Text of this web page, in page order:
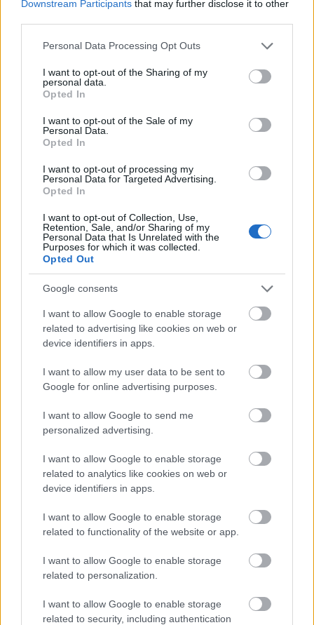
Downstream Participants that may further disclose it to other
Please note that this website/app uses one or more Google
not limited to your visit or usage behaviour. You may click to
grant or deny consent to Google and its third-party tags to
use your data for below specified purposes in below Google
consent section.
Personal Data Processing Opt Outs
I want to opt-out of the Sharing of my
personal data.
Opted In
I want to opt-out of the Sale of my
Personal Data.
Opted In
I want to opt-out of processing my
Personal Data for Targeted Advertising.
Opted In
I want to opt-out of Collection, Use,
Retention, Sale, and/or Sharing of my
Personal Data that Is Unrelated with the
Purposes for which it was collected.
Opted Out
Google consents
I want to allow Google to enable storage
related to advertising like cookies on web or
device identifiers in apps.
I want to allow my user data to be sent to
Google for online advertising purposes.
I want to allow Google to send me
personalized advertising.
I want to allow Google to enable storage
related to analytics like cookies on web or
device identifiers in apps.
I want to allow Google to enable storage
related to functionality of the website or app.
I want to allow Google to enable storage
related to personalization.
I want to allow Google to enable storage
related to security, including authentication
Machine Head-es belépője
tovább fűti az egyébként is magas hőfokon izzó
halálfémkohászat képzeletbeli falait. A két
főkolompos mellé érkezett ritmusszekció alapozása
kellőképpen megágyaz a kompromisszummentes
gitár-, és énektémáknak. Érkezik aGenocide By
, amely a Covid körüli történésekre való
reflektáció, kinyilatkoztatás (és hasonlóképp
brutális, mint maga a járvány és annak kezelése).
Mors Triumphalisnyitánya egy újabb elmozdulás a
thrash irányába, ahogyan azt már több ízben is
megtapasztalhattuk az előző szerzeményekben. Ezek
ellenben remek kiegészítésként szolgálnak.
Lényegében nem is számít a stílusbesorolás, elég, ha
muzsikára.